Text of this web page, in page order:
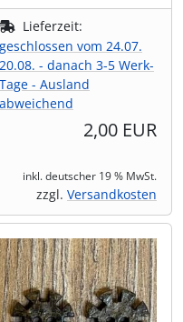
Lieferzeit:
geschlossen vom 24.07.
20.08. - danach 3-5 Werk-
Tage - Ausland
abweichend
2,00 EUR
inkl. deutscher 19 % MwSt.
zzgl. Versandkosten